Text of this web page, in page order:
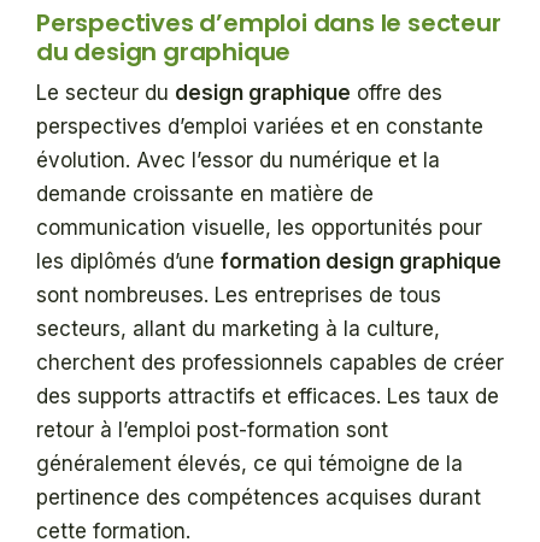
Perspectives d’emploi dans le secteur
du design graphique
Le secteur du design graphique offre des
perspectives d’emploi variées et en constante
évolution. Avec l’essor du numérique et la
demande croissante en matière de
communication visuelle, les opportunités pour
les diplômés d’une formation design graphique
sont nombreuses. Les entreprises de tous
secteurs, allant du marketing à la culture,
cherchent des professionnels capables de créer
des supports attractifs et efficaces. Les taux de
retour à l’emploi post-formation sont
généralement élevés, ce qui témoigne de la
pertinence des compétences acquises durant
cette formation.